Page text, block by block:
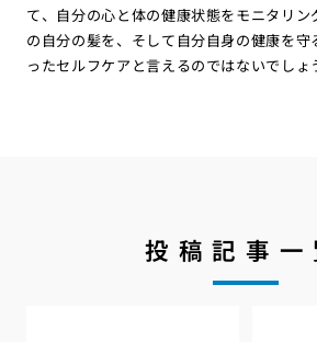
て、自分の心と体の健康状態をモニタリ
の自分の髪を、そして自分自身の健康を守
ったセルフケアと言えるのではないでしょ
投稿記事一